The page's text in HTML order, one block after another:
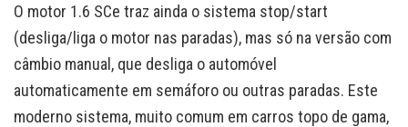
O motor 1.6 SCe traz ainda o sistema stop/start
(desliga/liga o motor nas paradas), mas só na versão com
câmbio manual, que desliga o automóvel
automaticamente em semáforo ou outras paradas. Este
moderno sistema, muito comum em carros topo de gama,